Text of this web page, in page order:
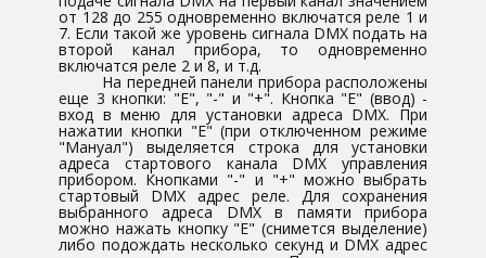
от 128 до 255 одновременно включатся реле 1 и
7. Если такой же уровень сигнала DMX подать на
второй канал прибора, то одновременно
включатся реле 2 и 8, и т.д.
На передней панели прибора расположены
еще 3 кнопки: "Е", "-" и "+". Кнопка "Е" (ввод) -
вход в меню для установки адреса DMX. При
нажатии кнопки "Е" (при отключенном режиме
"Мануал") выделяется строка для установки
адреса стартового канала DMX управления
прибором. Кнопками "-" и "+" можно выбрать
стартовый DMX адрес реле. Для сохранения
выбранного адреса DMX в памяти прибора
можно нажать кнопку "Е" (снимется выделение)
либо подождать несколько секунд и DMX адрес